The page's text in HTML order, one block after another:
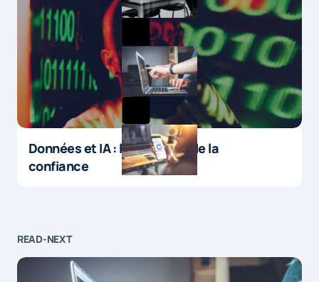
Données et IA : le paradoxe de la
confiance
READ-NEXT